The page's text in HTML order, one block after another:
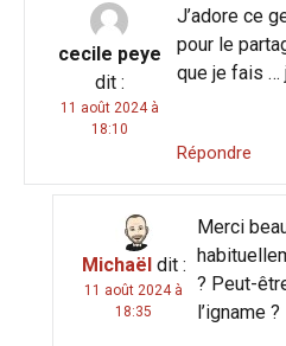
cecile peye
dit :
11 août 2024 à
18:10
J’adore ce
pour le
que je fais …
Répondre
Michaël dit :
11 août 2024 à
18:35
Merci
? Peut-
l’igname ?